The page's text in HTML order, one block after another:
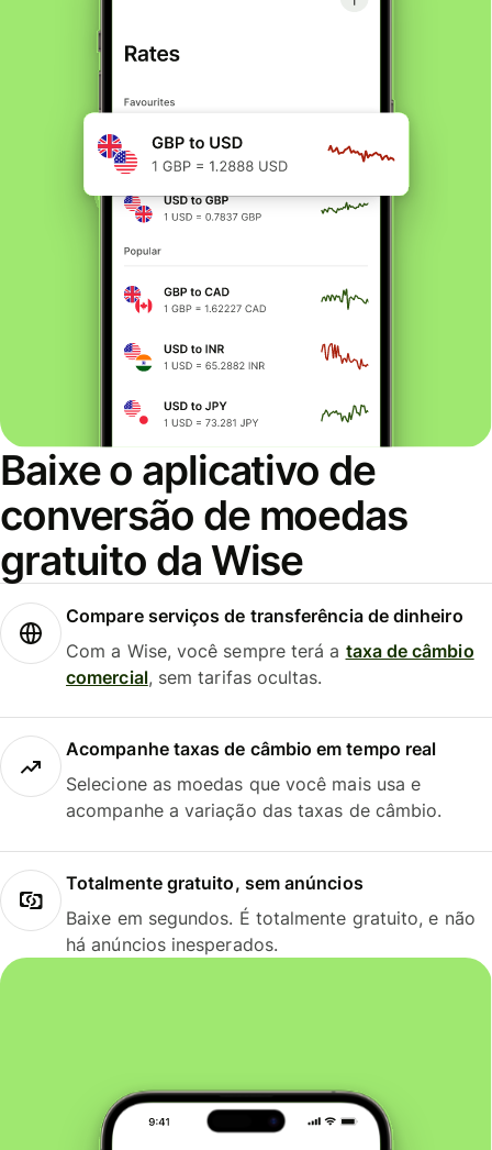
Baixe o aplicativo de
conversão de moedas
gratuito da Wise
Compare serviços de transferência de dinheiro
Com a Wise, você sempre terá a taxa de câmbio
comercial, sem tarifas ocultas.
Acompanhe taxas de câmbio em tempo real
Selecione as moedas que você mais usa e
acompanhe a variação das taxas de câmbio.
Totalmente gratuito, sem anúncios
Baixe em segundos. É totalmente gratuito, e não
há anúncios inesperados.